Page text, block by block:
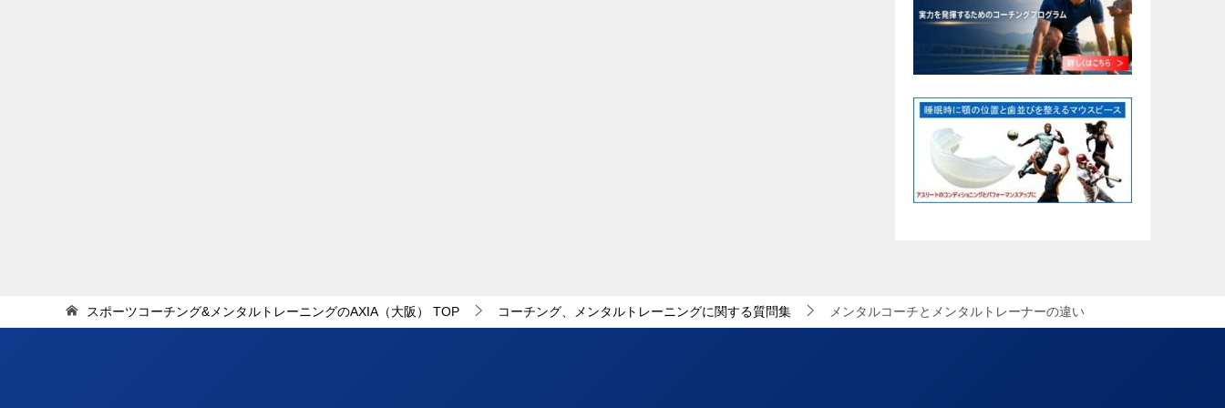
スポーツコーチング&メンタルトレーニングのAXIA（大阪） TOP コーチング、メンタルトレーニングに関する質問集 メンタルコーチとメンタルトレーナーの違い